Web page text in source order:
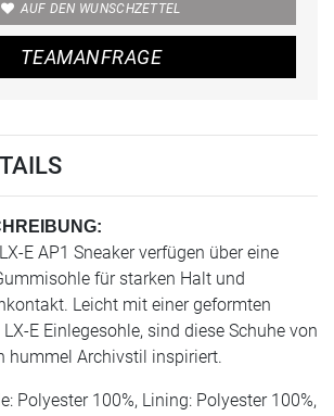
AUF DEN WUNSCHZETTEL
TEAMANFRAGE
E AP1 Sneaker verfügen über eine
für starken Halt und
Leicht mit einer geformten
E Einlegesohle, sind diese Schuhe von
hummel Archivstil inspiriert.
Polyester 100%, Lining: Polyester 100%,